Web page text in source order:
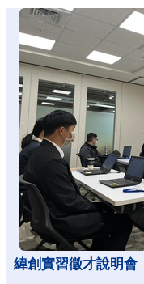
緯創實習徵才說明會